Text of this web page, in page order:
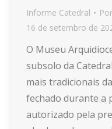
Informe Catedral Por
16 de setembro de
O Museu
subsolo da
mais tradicionais
fechado durante a
autorizado pela